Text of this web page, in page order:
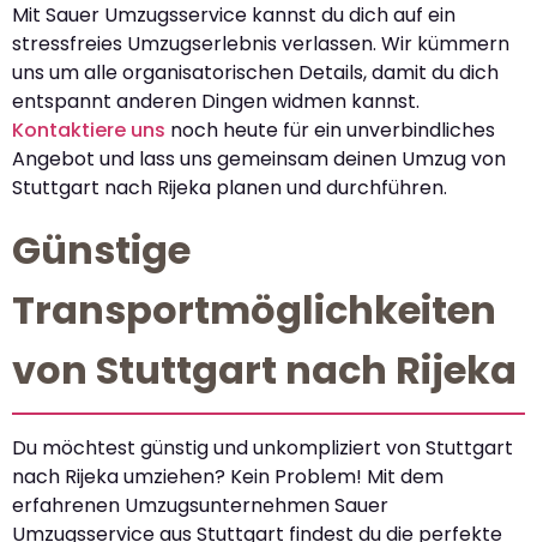
Mit Sauer Umzugsservice kannst du dich auf ein
stressfreies Umzugserlebnis verlassen. Wir kümmern
uns um alle organisatorischen Details, damit du dich
entspannt anderen Dingen widmen kannst.
Kontaktiere uns noch heute für ein unverbindliches
Angebot und lass uns gemeinsam deinen Umzug von
Stuttgart nach Rijeka planen und durchführen.
Günstige
Transportmöglichkeiten
von Stuttgart nach Rijeka
Du möchtest günstig und unkompliziert von Stuttgart
nach Rijeka umziehen? Kein Problem! Mit dem
erfahrenen Umzugsunternehmen Sauer
Umzugsservice aus Stuttgart findest du die perfekte